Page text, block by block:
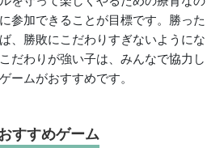
参加できることが目標です。勝った
、勝敗にこだわりすぎないようにな
だわりが強い子は、みんなで協力し
ームがおすすめです。
すすめゲーム